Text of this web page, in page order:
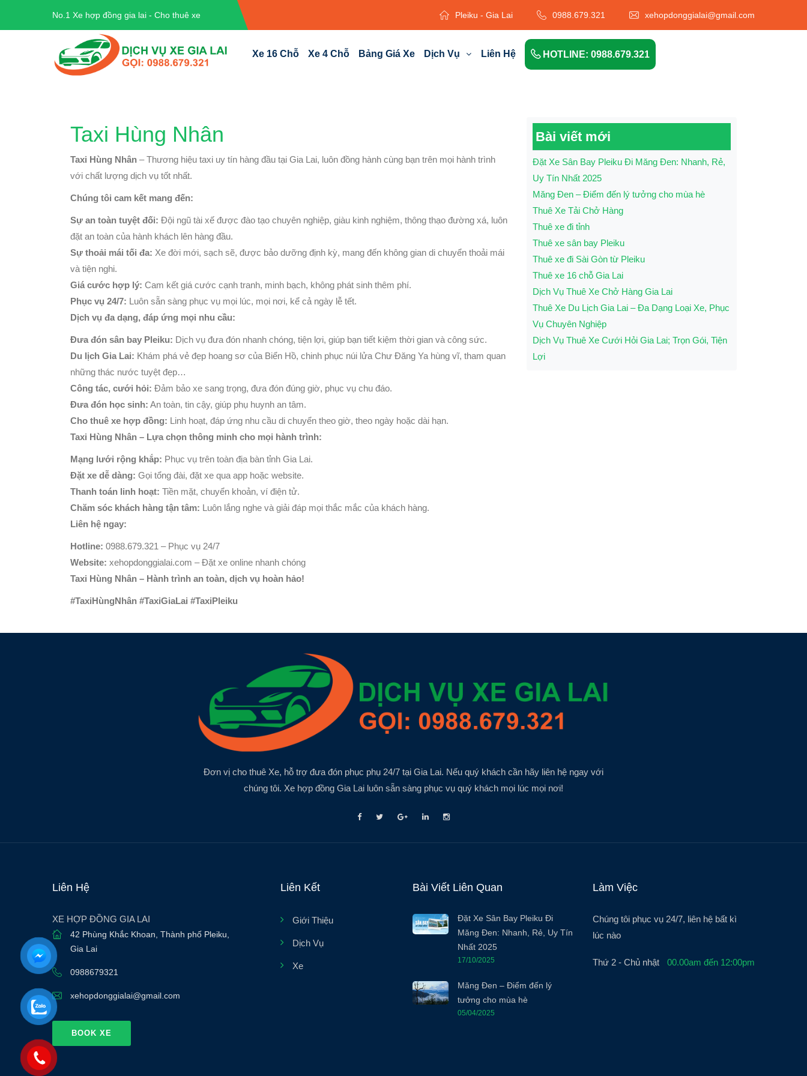
No.1 Xe hợp đồng gia lai - Cho thuê xe Pleiku - Gia Lai 0988.679.321 xehopdonggialai@gmail.com
Xe 16 Chỗ Xe 4 Chỗ Bảng Giá Xe Dịch Vụ Liên Hệ HOTLINE: 0988.679.321
Taxi Hùng Nhân
Taxi Hùng Nhân – Thương hiệu taxi uy tín hàng đầu tại Gia Lai, luôn đồng hành cùng bạn trên mọi hành trình
với chất lượng dịch vụ tốt nhất.
Chúng tôi cam kết mang đến:
Sự an toàn tuyệt đối: Đội ngũ tài xế được đào tạo chuyên nghiệp, giàu kinh nghiệm, thông thạo đường xá, luôn
đặt an toàn của hành khách lên hàng đầu.
Sự thoải mái tối đa: Xe đời mới, sạch sẽ, được bảo dưỡng định kỳ, mang đến không gian di chuyển thoải mái
và tiện nghi.
Giá cước hợp lý: Cam kết giá cước cạnh tranh, minh bạch, không phát sinh thêm phí.
Phục vụ 24/7: Luôn sẵn sàng phục vụ mọi lúc, mọi nơi, kể cả ngày lễ tết.
Dịch vụ đa dạng, đáp ứng mọi nhu cầu:
Đưa đón sân bay Pleiku: Dịch vụ đưa đón nhanh chóng, tiện lợi, giúp bạn tiết kiệm thời gian và công sức.
Du lịch Gia Lai: Khám phá vẻ đẹp hoang sơ của Biển Hồ, chinh phục núi lửa Chư Đăng Ya hùng vĩ, tham quan
những thác nước tuyệt đẹp…
Công tác, cưới hỏi: Đảm bảo xe sang trọng, đưa đón đúng giờ, phục vụ chu đáo.
Đưa đón học sinh: An toàn, tin cậy, giúp phụ huynh an tâm.
Cho thuê xe hợp đồng: Linh hoạt, đáp ứng nhu cầu di chuyển theo giờ, theo ngày hoặc dài hạn.
Taxi Hùng Nhân – Lựa chọn thông minh cho mọi hành trình:
Mạng lưới rộng khắp: Phục vụ trên toàn địa bàn tỉnh Gia Lai.
Đặt xe dễ dàng: Gọi tổng đài, đặt xe qua app hoặc website.
Thanh toán linh hoạt: Tiền mặt, chuyển khoản, ví điện tử.
Chăm sóc khách hàng tận tâm: Luôn lắng nghe và giải đáp mọi thắc mắc của khách hàng.
Liên hệ ngay:
Hotline: 0988.679.321 – Phục vụ 24/7
Website: xehopdonggialai.com – Đặt xe online nhanh chóng
Taxi Hùng Nhân – Hành trình an toàn, dịch vụ hoàn hảo!
#TaxiHùngNhân #TaxiGiaLai #TaxiPleiku
Bài viết mới
Đặt Xe Sân Bay Pleiku Đi Măng Đen: Nhanh, Rẻ,
Uy Tín Nhất 2025
Măng Đen – Điểm đến lý tưởng cho mùa hè
Thuê Xe Tải Chở Hàng
Thuê xe đi tỉnh
Thuê xe sân bay Pleiku
Thuê xe đi Sài Gòn từ Pleiku
Thuê xe 16 chỗ Gia Lai
Dịch Vụ Thuê Xe Chở Hàng Gia Lai
Thuê Xe Du Lịch Gia Lai – Đa Dạng Loại Xe, Phục
Vụ Chuyên Nghiệp
Dịch Vụ Thuê Xe Cưới Hỏi Gia Lai; Trọn Gói, Tiện
Lợi
Đơn vị cho thuê Xe, hỗ trợ đưa đón phục phụ 24/7 tại Gia Lai. Nếu quý khách cần hãy liên hệ ngay với
chúng tôi. Xe hợp đồng Gia Lai luôn sẵn sàng phục vụ quý khách mọi lúc mọi nơi!
Liên Hệ
XE HỢP ĐỒNG GIA LAI
42 Phùng Khắc Khoan Thành phố Pleiku
Gia Lai
0988679321
xehopdonggialai@gmail.com
BOOK XE
Liên Kết
Giới Thiệu
Dịch Vụ
Xe
Bài Viết Liên Quan
Đặt Xe Sân Bay Pleiku Đi
Măng Đen: Nhanh, Rẻ, Uy Tín
Nhất 2025
17/10/2025
Măng Đen – Điểm đến lý
tưởng cho mùa hè
05/04/2025
Làm Việc
Chúng tôi phục vụ 24/7, liên hệ bất kì
lúc nào
Thứ 2 - Chủ nhật 00.00am đến 12:00pm